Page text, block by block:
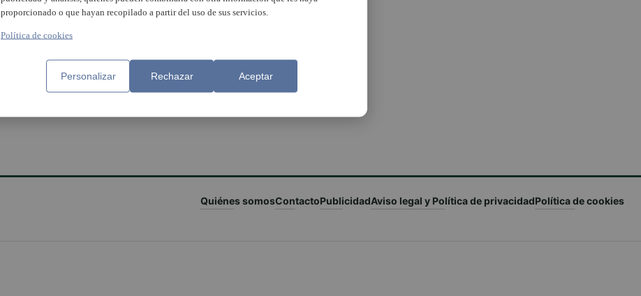
Quiénes somosContactoPublicidadAviso legal y Política de privacidadPolítica de cookies
proporcionado o que hayan recopilado a partir del uso de sus servicios.
Política de cookies
Personalizar Rechazar Aceptar